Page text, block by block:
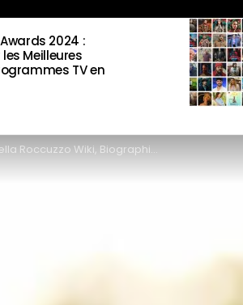
2024 :
Meilleures
TV en
Wiki, Biographie, Age, Taille, Mariage, Famille & Informations